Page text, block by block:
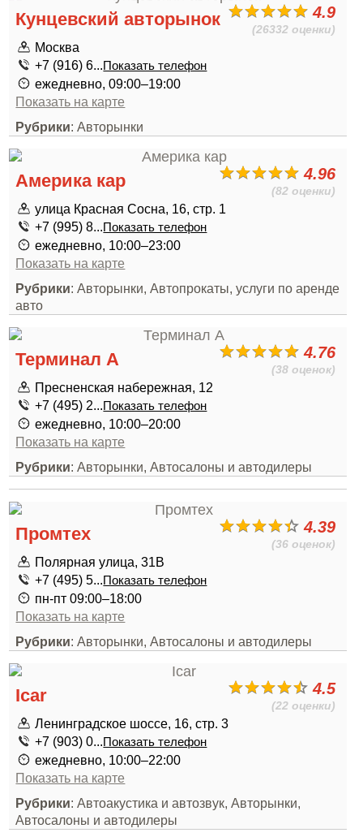
4.9
(26332 оценки)
Кунцевский авторынок
Москва
+7 (916) 6...Показать телефон
ежедневно, 09:00–19:00
Показать на карте
Рубрики: Авторынки
4.96
(82 оценки)
Америка кар
улица Красная Сосна, 16, стр. 1
+7 (995) 8...Показать телефон
ежедневно, 10:00–23:00
Показать на карте
Рубрики: Авторынки, Автопрокаты, услуги по аренде
авто
4.76
(38 оценок)
Терминал А
Пресненская набережная, 12
+7 (495) 2...Показать телефон
ежедневно, 10:00–20:00
Показать на карте
Рубрики: Авторынки, Автосалоны и автодилеры
4.39
(36 оценок)
Промтех
Полярная улица, 31В
+7 (495) 5...Показать телефон
пн-пт 09:00–18:00
Показать на карте
Рубрики: Авторынки, Автосалоны и автодилеры
4.5
(22 оценки)
Icar
Ленинградское шоссе, 16, стр. 3
+7 (903) 0...Показать телефон
ежедневно, 10:00–22:00
Показать на карте
Рубрики: Автоакустика и автозвук, Авторынки,
Автосалоны и автодилеры